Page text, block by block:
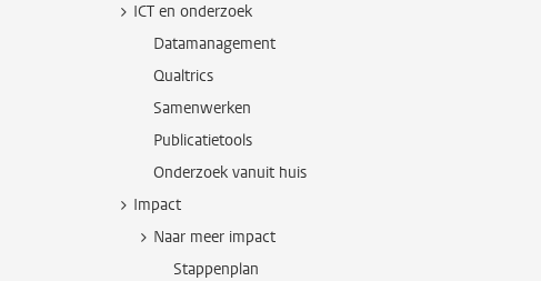
ICT en onderzoek
Datamanagement
Qualtrics
Samenwerken
Publicatietools
Onderzoek vanuit huis
Impact
Naar meer impact
Stappenplan